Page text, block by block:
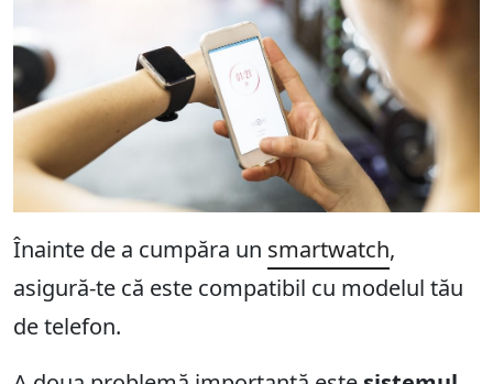
Înainte de a cumpăra un smartwatch,
asigură-te că este compatibil cu modelul tău
de telefon.